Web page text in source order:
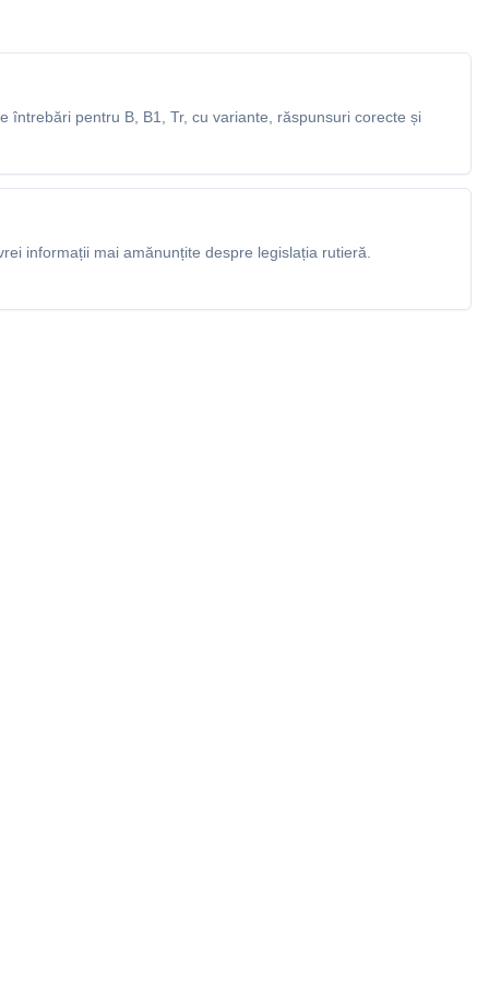
întrebări pentru B, B1, Tr, cu variante, răspunsuri corecte și
informații mai amănunțite despre legislația rutieră.